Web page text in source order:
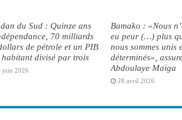
du Sud : Quinze ans
70 milliards
de pétrole et un PIB
divisé par trois
juin 2026
Bamako : «Nous
eu peur (…) plus
nous sommes unis
déterminés»,
Abdoulaye Maïga
28 avril 2026